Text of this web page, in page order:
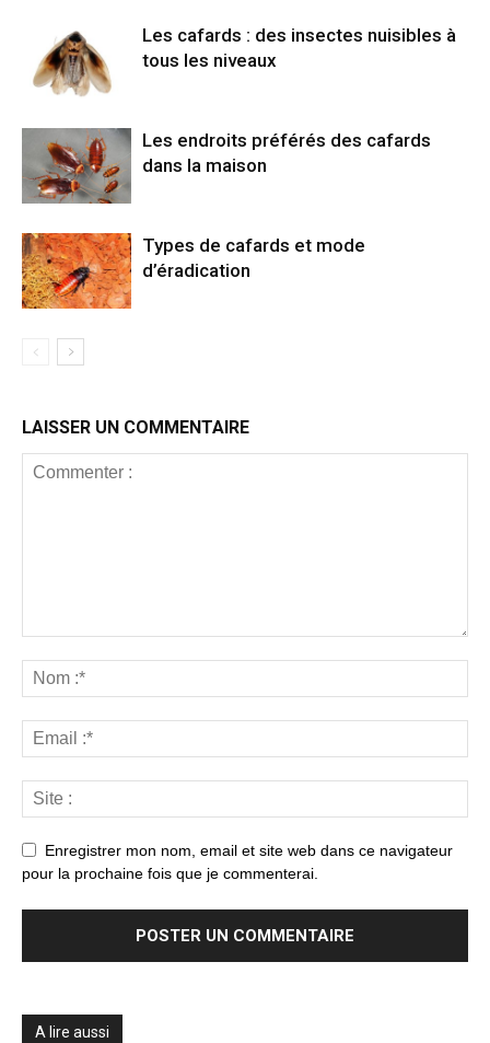
Les cafards : des insectes nuisibles à
tous les niveaux
Les endroits préférés des cafards
dans la maison
Types de cafards et mode
d’éradication
LAISSER UN COMMENTAIRE
Enregistrer mon nom, email et site web dans ce navigateur
pour la prochaine fois que je commenterai.
A lire aussi